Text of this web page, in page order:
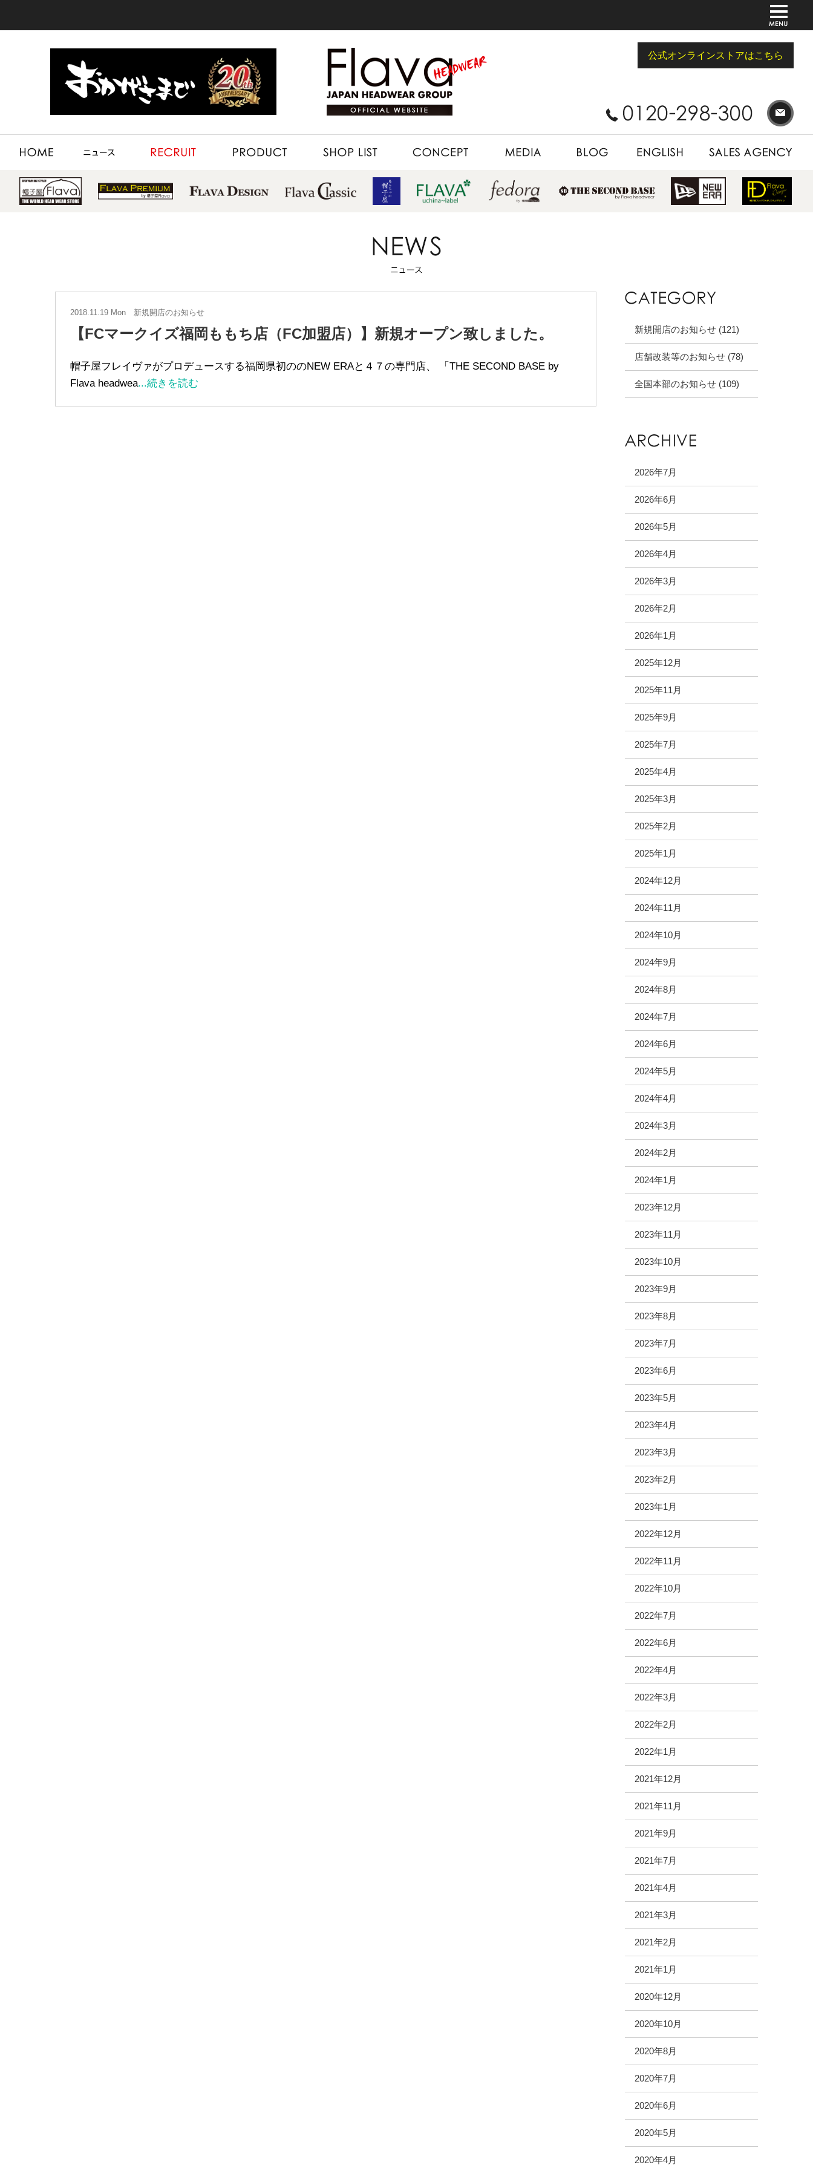
公式オンラインストアはこちら
2018.11.19 Mon 新規開店のお知らせ
【FCマークイズ福岡ももち店（FC加盟店）】新規オープン致しました。
帽子屋フレイヴァがプロデュースする福岡県初ののNEW ERAと４７の専門店、 「THE SECOND BASE by
Flava headwea...続きを読む
新規開店のお知らせ (121)
店舗改装等のお知らせ (78)
全国本部のお知らせ (109)
2026年7月
2026年6月
2026年5月
2026年4月
2026年3月
2026年2月
2026年1月
2025年12月
2025年11月
2025年9月
2025年7月
2025年4月
2025年3月
2025年2月
2025年1月
2024年12月
2024年11月
2024年10月
2024年9月
2024年8月
2024年7月
2024年6月
2024年5月
2024年4月
2024年3月
2024年2月
2024年1月
2023年12月
2023年11月
2023年10月
2023年9月
2023年8月
2023年7月
2023年6月
2023年5月
2023年4月
2023年3月
2023年2月
2023年1月
2022年12月
2022年11月
2022年10月
2022年7月
2022年6月
2022年4月
2022年3月
2022年2月
2022年1月
2021年12月
2021年11月
2021年9月
2021年7月
2021年4月
2021年3月
2021年2月
2021年1月
2020年12月
2020年10月
2020年8月
2020年7月
2020年6月
2020年5月
2020年4月